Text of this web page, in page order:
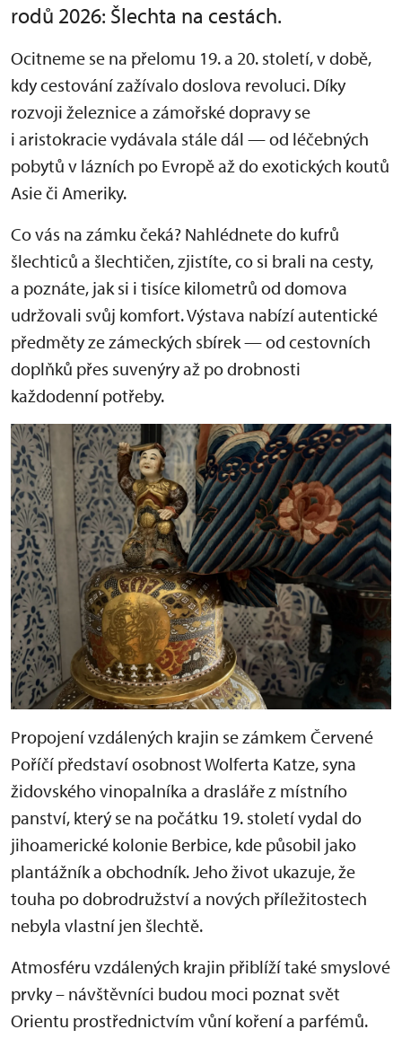
rodů 2026: Šlechta na cestách.
Ocitneme se na přelomu 19. a 20. století, v době,
kdy cestování zažívalo doslova revoluci. Díky
rozvoji železnice a zámořské dopravy se
i aristokracie vydávala stále dál — od léčebných
pobytů v lázních po Evropě až do exotických koutů
Asie či Ameriky.
Co vás na zámku čeká? Nahlédnete do kufrů
šlechticů a šlechtičen, zjistíte, co si brali na cesty,
a poznáte, jak si i tisíce kilometrů od domova
udržovali svůj komfort. Výstava nabízí autentické
předměty ze zámeckých sbírek — od cestovních
doplňků přes suvenýry až po drobnosti
každodenní potřeby.
Propojení vzdálených krajin se zámkem Červené
Poříčí představí osobnost Wolferta Katze, syna
židovského vinopalníka a drasláře z místního
panství, který se na počátku 19. století vydal do
jihoamerické kolonie Berbice, kde působil jako
plantážník a obchodník. Jeho život ukazuje, že
touha po dobrodružství a nových příležitostech
nebyla vlastní jen šlechtě.
Atmosféru vzdálených krajin přiblíží také smyslové
prvky – návštěvníci budou moci poznat svět
Orientu prostřednictvím vůní koření a parfémů.